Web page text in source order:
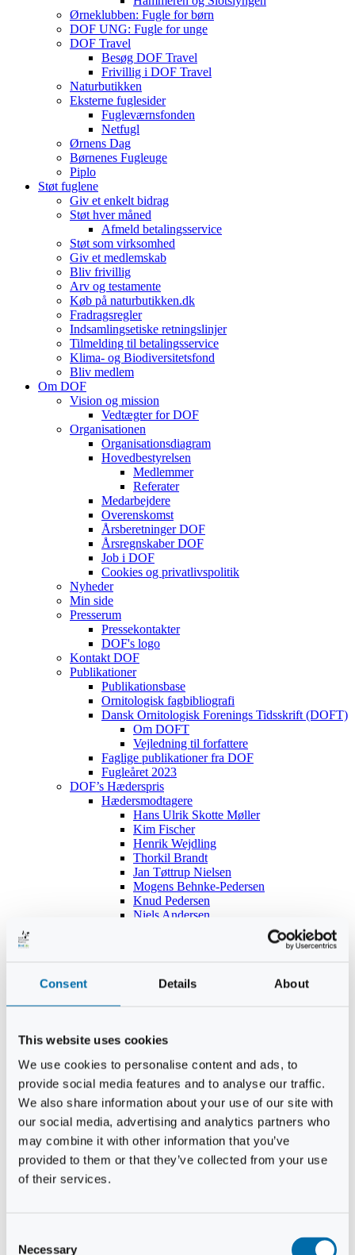
Consent Details About
This website uses cookies
We use cookies to personalise content and ads, to
provide social media features and to analyse our traffic.
We also share information about your use of our site with
our social media, advertising and analytics partners who
may combine it with other information that you’ve
provided to them or that they’ve collected from your use
of their services.
Necessary
Ørneklubben: Fugle for børn
DOF UNG: Fugle for unge
DOF Travel
Besøg DOF Travel
Frivillig i DOF Travel
Naturbutikken
Eksterne fuglesider
Fugleværnsfonden
Netfugl
Ørnens Dag
Børnenes Fugleuge
Piplo
Støt fuglene
Giv et enkelt bidrag
Støt hver måned
Afmeld betalingsservice
Støt som virksomhed
Giv et medlemskab
Bliv frivillig
Arv og testamente
Køb på naturbutikken.dk
Fradragsregler
Indsamlingsetiske retningslinjer
Tilmelding til betalingsservice
Klima- og Biodiversitetsfond
Bliv medlem
Om DOF
Vision og mission
Vedtægter for DOF
Organisationen
Organisationsdiagram
Hovedbestyrelsen
Medlemmer
Referater
Medarbejdere
Overenskomst
Årsberetninger DOF
Årsregnskaber DOF
Job i DOF
Cookies og privatlivspolitik
Nyheder
Min side
Presserum
Pressekontakter
DOF's logo
Kontakt DOF
Publikationer
Publikationsbase
Ornitologisk fagbibliografi
Dansk Ornitologisk Forenings Tidsskrift (DOFT)
Om DOFT
Vejledning til forfattere
Faglige publikationer fra DOF
Fugleåret 2023
DOF’s Hæderspris
Hædersmodtagere
Hans Ulrik Skotte Møller
Kim Fischer
Henrik Wejdling
Thorkil Brandt
Jan Tøttrup Nielsen
Mogens Behnke-Pedersen
Knud Pedersen
Niels Andersen
Christian Hjorth
Niels Thomas Rosenberg
Benny Gensbøl
Bent Jakobsen
Svend Andersen
Bent Wigh
Jens-Kjeld Jensen
Jon Fjeldså
William Carøe Aarestrup
Erik Mølgaard